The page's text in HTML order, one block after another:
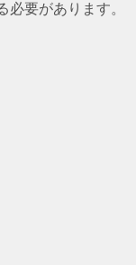
要があります。